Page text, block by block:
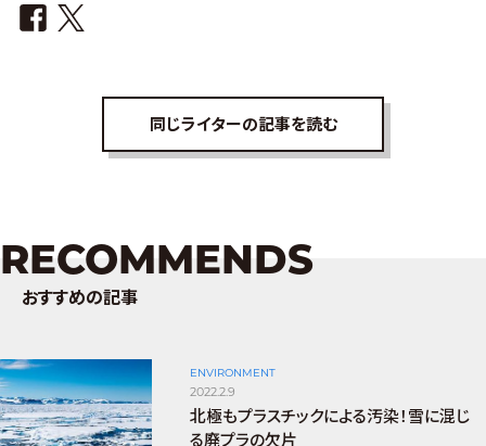
同じライターの記事を読む
RECOMMENDS
おすすめの記事
ENVIRONMENT
2022.2.9
北極もプラスチックによる汚染！雪に混じ
る廃プラの欠片